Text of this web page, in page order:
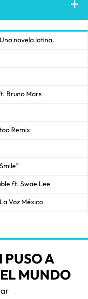
novela latina.
Bruno Mars
Remix
ft. Swae Lee
Voz México
A
MUNDO